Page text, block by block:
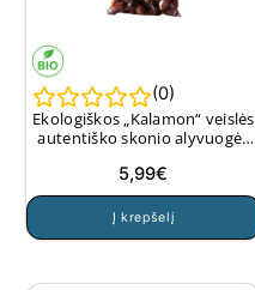
(0)
Ekologiškos „Kalamon“ veislės
autentiško skonio alyvuogės
5,99€
Į krepšelį